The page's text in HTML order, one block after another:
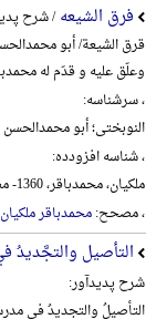
فرق الشیعه/ شرح
قرق الشیعة/ أبو
وعلّق علیه و قدّم له
، سرشناسه:
النوبختی؛ أبو محمدالحسن بن
، شناسه افزودده:
ملکیان، محمدباقر، 1360- مصحح
، مصحح:محمدباقر ملکیان
التأصیل والتجَّدیدُ
شرح پدیدآور:
التأصیلُ والتجدیدُ فی